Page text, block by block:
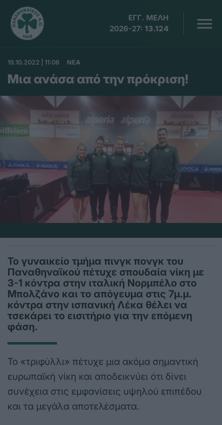
ΕΓΓ. ΜΕΛΗ
2026-27: 13.124
19.10.2022 | 11:06 ΝΕΑ
Μια ανάσα από την πρόκριση!
Το γυναικείο τμήμα πινγκ πονγκ του
Παναθηναϊκού πέτυχε σπουδαία νίκη με
3-1 κόντρα στην ιταλική Νορμπέλο στο
Μπολζάνο και το απόγευμα στις 7μ.μ.
κόντρα στην ισπανική Λέκα θέλει να
τσεκάρει το εισιτήριο για την επόμενη
φάση.
Το «τριφύλλι» πέτυχε μια ακόμα σημαντική
ευρωπαϊκή νίκη και αποδεικνύει ότι δίνει
συνέχεια στις εμφανίσεις υψηλού επιπέδου
και τα μεγάλα αποτελέσματα.